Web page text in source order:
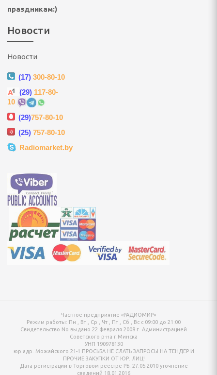
и фруктов
сахарной
мороженого, попкорна
газовые шашлычницы
контейнеры
для упаковки
ДЛЯ
ОБРАБОТКИ
овощерезки
праздникам:)
Новости
Новости
(17) 300-80-10
(29) 117-80-
10
(29)757-80-10
(25) 757-80-10
Radiomarket.by
Частное предприятие «РАДИОМИР»
Режим работы: Пн , Вт , Ср , Чт , Пт , Сб , Вс c 09:00 до 21:00
Свидетельство No выдано 22 февраля 2008 г. Администрацией
Советского р-на г.Минска
УНП 190978130
юр.адр. Можайского 21-1 ПРОСЬБА НЕ СЛАТЬ ЗАПРОСЫ НА ТЕНДЕР И
ПРОЧИЕ ЗАКУПКИ ОТ ЮР. ЛИЦ!
Дата регистрации в Торговом реестре РБ: 27.05.2010 уточнение
сведений 18.01.2016